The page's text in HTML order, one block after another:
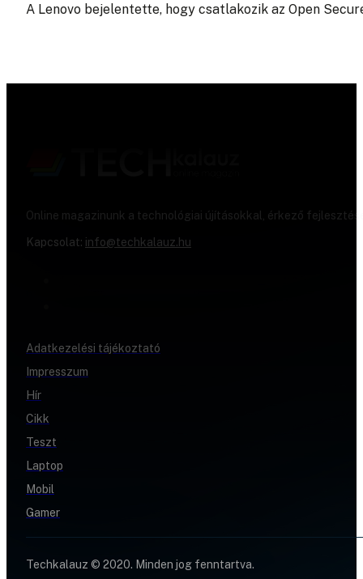
A Lenovo bejelentette, hogy csatlakozik az Open
Online magazinunk a technológiai újításokkal, érkező
Kapcsolat: info@techkalauz.hu
Adatkezelési tájékoztató
Impresszum
Hír
Cikk
Teszt
Laptop
Mobil
Gamer
Techkalauz © 2020. Minden jog fenntartva.